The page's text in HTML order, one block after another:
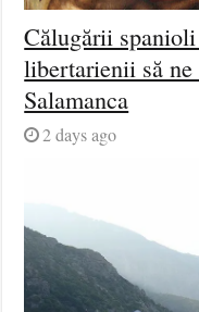
Călugării
libertarienii să ne
Salamanca
2 days ago